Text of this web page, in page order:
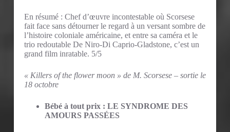
En résumé : Chef d’œuvre incontestable où Scorsese
fait face sans détourner le regard à un versant sombre de
l’histoire coloniale américaine, et entre sa caméra et le
trio redoutable De Niro-Di Caprio-Gladstone, c’est un
grand film inratable. 5/5
« Killers of the flower moon » de M. Scorsese – sortie le
18 octobre
Bébé à tout prix : LE SYNDROME DES
AMOURS PASSÉES